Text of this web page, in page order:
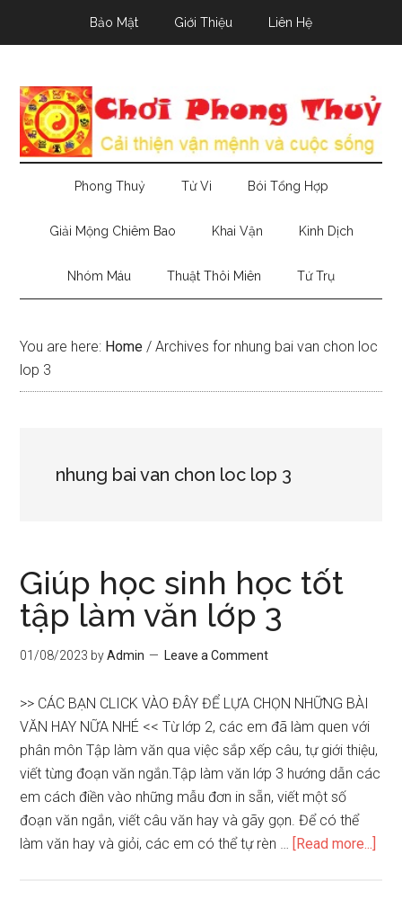
Bảo Mật Giới Thiệu Liên Hệ
Phong Thuỷ Tử Vi Bói Tổng Hợp
Giải Mộng Chiêm Bao Khai Vận Kinh Dịch
Nhóm Máu Thuật Thôi Miên Tứ Trụ
You are here: Home / Archives for nhung bai van chon loc
lop 3
nhung bai van chon loc lop 3
Giúp học sinh học tốt
tập làm văn lớp 3
01/08/2023 byAdmin Leave a Comment
>> CÁC BẠN CLICK VÀO ĐÂY ĐỂ LỰA CHỌN NHỮNG BÀI
VĂN HAY NỮA NHÉ << Từ lớp 2, các em đã làm quen với
phân môn Tập làm văn qua việc sắp xếp câu, tự giới thiệu,
viết từng đoạn văn ngắn.Tập làm văn lớp 3 hướng dẫn các
em cách điền vào những mẫu đơn in sẵn, viết một số
đoạn văn ngắn, viết câu văn hay và gãy gọn. Để có thể
làm văn hay và giỏi, các em có thể tự rèn … [Read more...]